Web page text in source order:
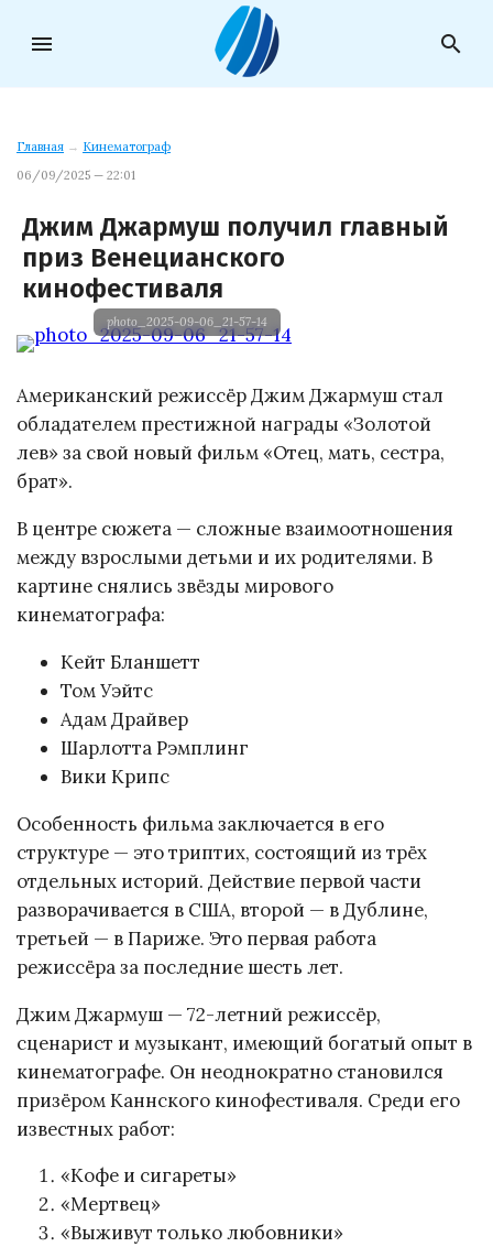
menu search
Главная → Кинематограф
06/09/2025 — 22:01
Джим Джармуш получил главный
приз Венецианского
кинофестиваля
photo_2025-09-06_21-57-14
Американский режиссёр Джим Джармуш стал
обладателем престижной награды «Золотой
лев» за свой новый фильм «Отец, мать, сестра,
брат».
В центре сюжета — сложные взаимоотношения
между взрослыми детьми и их родителями. В
картине снялись звёзды мирового
кинематографа:
Кейт Бланшетт
Том Уэйтс
Адам Драйвер
Шарлотта Рэмплинг
Вики Крипс
Особенность фильма заключается в его
структуре — это триптих, состоящий из трёх
отдельных историй. Действие первой части
разворачивается в США, второй — в Дублине,
третьей — в Париже. Это первая работа
режиссёра за последние шесть лет.
Джим Джармуш — 72-летний режиссёр,
сценарист и музыкант, имеющий богатый опыт в
кинематографе. Он неоднократно становился
призёром Каннского кинофестиваля. Среди его
известных работ:
«Кофе и сигареты»
«Мертвец»
«Выживут только любовники»